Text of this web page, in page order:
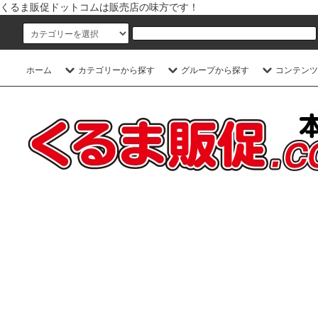
くるま販促ドットコムは販売店の味方です！
ホーム カテゴリーから探す グループから探す コンテン